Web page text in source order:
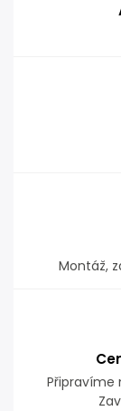
Montáž,
Připravíme